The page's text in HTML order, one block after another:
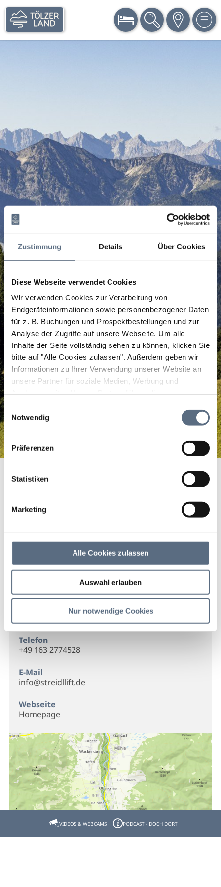
Zustimmung Details Über Cookies
Diese Webseite verwendet Cookies
Wir verwenden Cookies zur Verarbeitung von
Endgeräteinformationen sowie personenbezogener Daten
für z. B. Buchungen und Prospektbestellungen und zur
Analyse der Zugriffe auf unsere Webseite. Um alle
Inhalte der Seite vollständig sehen zu können, klicken Sie
bitte auf "Alle Cookies zulassen". Außerdem geben wir
Informationen zu Ihrer Verwendung unserer Website an
unsere Partner für soziale Medien, Werbung und
zusammen, die Sie ihnen bereitgestellt haben oder die
sie im Rahmen Ihrer Nutzung der Dienste gesammelt
Einwilligungsauswahl
Notwendig
Präferenzen
Statistiken
Marketing
Alle Cookies zulassen
Auswahl erlauben
Nur notwendige Cookies
BUCHEN SUCHE KARTE MENÜ
Kontakt
Streidllift
Gilgenhöfe 29c
83661 Lenggries
Telefon
+49 163 2774528
E-Mail
info@streidllift.de
Webseite
Homepage
VIDEOS & WEBCAMS PODCAST - DOCH DORT